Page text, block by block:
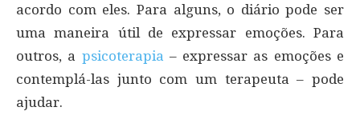
acordo com eles. Para alguns, o diário pode ser
uma maneira útil de expressar emoções. Para
outros, a psicoterapia – expressar as emoções e
contemplá-las junto com um terapeuta – pode
ajudar.